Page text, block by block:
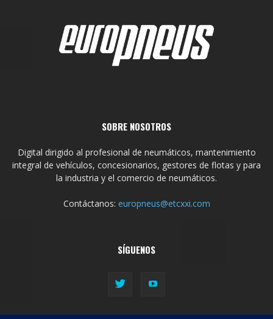
SOBRE NOSOTROS
Digital dirigido al profesional de neumáticos, mantenimiento
integral de vehículos, concesionarios, gestores de flotas y para
la industria y el comercio de neumáticos.
Contáctanos: europneus@etcxxi.com
SÍGUENOS